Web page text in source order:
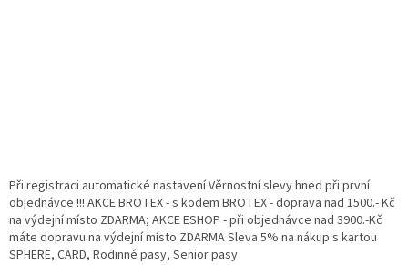
Při registraci automatické nastavení Věrnostní slevy hned při první
objednávce !!! AKCE BROTEX - s kodem BROTEX - doprava nad 1500.- Kč
na výdejní místo ZDARMA; AKCE ESHOP - při objednávce nad 3900.-Kč
máte dopravu na výdejní místo ZDARMA Sleva 5% na nákup s kartou
SPHERE, CARD, Rodinné pasy, Senior pasy